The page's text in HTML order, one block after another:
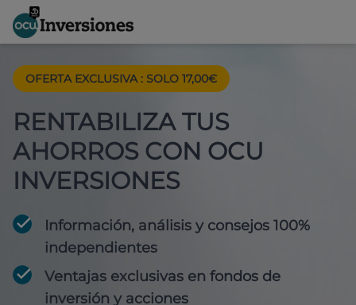
OFERTA EXCLUSIVA : SOLO 17,00€
RENTABILIZA TUS
AHORROS CON OCU
INVERSIONES
Información, análisis y consejos 100%
independientes
Ventajas exclusivas en fondos de
inversión y acciones